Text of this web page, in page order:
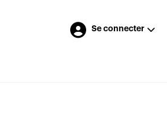
Se connecter